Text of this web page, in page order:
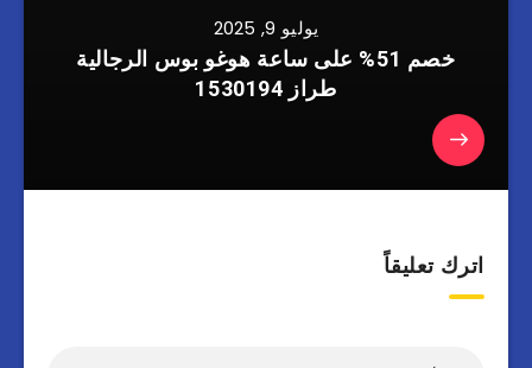
يوليو 9, 2025
خصم 51% على ساعة هوغو بوس الرجالية
طراز 1530194
اترك تعليقاً